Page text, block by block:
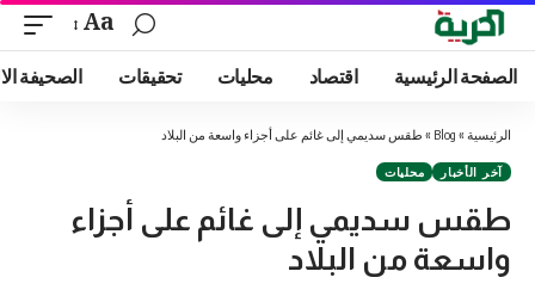
Aa
الصفحة الرئيسية اقتصاد محليات تحقيقات الصحيفة
الرئيسية »
Blog
» طقس سديمي إلى غائم على أجزاء واسعة من البلاد
آخر الأخبار محليات
طقس سديمي إلى غائم على أجزاء
واسعة من البلاد